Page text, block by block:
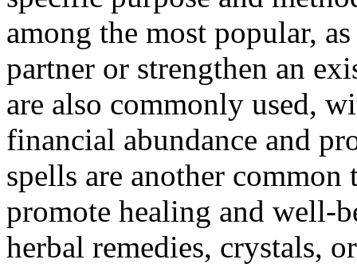
among the most popular,
partner or strengthen an
are also commonly used,
financial abundance and
spells are another
promote healing and well-
herbal remedies, crystals,